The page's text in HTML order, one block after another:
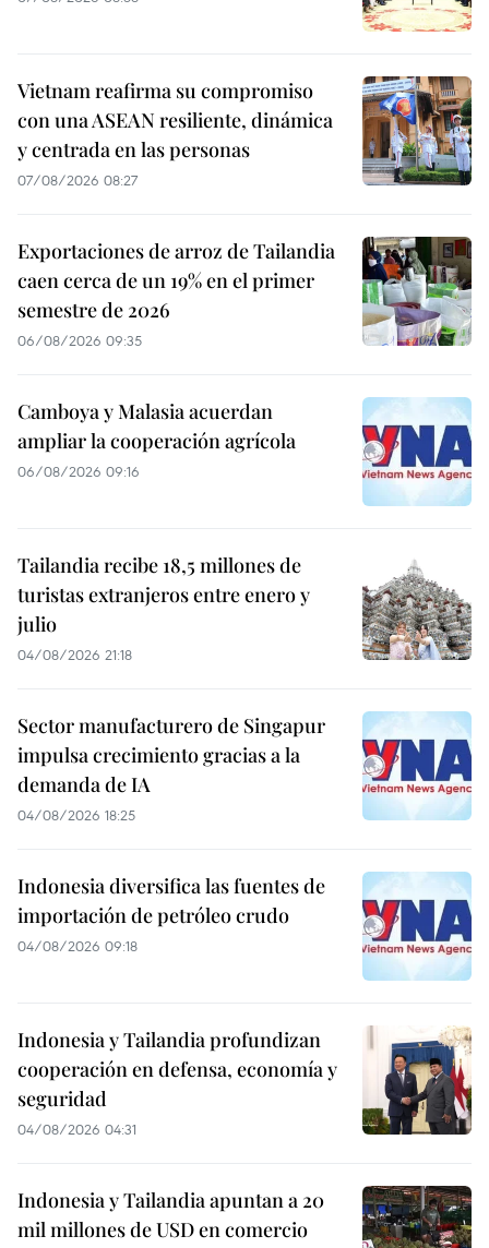
Vietnam reafirma su compromiso
con una ASEAN resiliente, dinámica
y centrada en las personas
07/08/2026 08:27
Exportaciones de arroz de Tailandia
caen cerca de un 19% en el primer
semestre de 2026
06/08/2026 09:35
Camboya y Malasia acuerdan
ampliar la cooperación agrícola
06/08/2026 09:16
Tailandia recibe 18,5 millones de
turistas extranjeros entre enero y
julio
04/08/2026 21:18
Sector manufacturero de Singapur
impulsa crecimiento gracias a la
demanda de IA
04/08/2026 18:25
Indonesia diversifica las fuentes de
importación de petróleo crudo
04/08/2026 09:18
Indonesia y Tailandia profundizan
cooperación en defensa, economía y
seguridad
04/08/2026 04:31
Indonesia y Tailandia apuntan a 20
mil millones de USD en comercio